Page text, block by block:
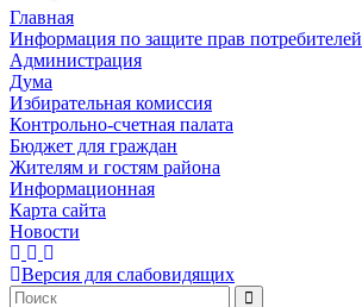
Главная
Информация по защите прав потребителей
Администрация
Дума
Избирательная комиссия
Контрольно-счетная палата
Бюджет для граждан
Жителям и гостям района
Информационная
Карта сайта
Новости
Версия для слабовидящих